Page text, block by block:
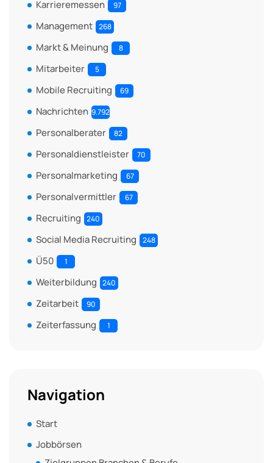
Karrieremessen 97
Management 268
Markt & Meinung 8
Mitarbeiter 5
Mobile Recruiting 69
Nachrichten 9.792
Personalberater 82
Personaldienstleister 70
Personalmarketing 67
Personalvermittler 67
Recruiting 240
Social Media Recruiting 248
Ü50 1
Weiterbildung 240
Zeitarbeit 90
Zeiterfassung 1
Navigation
Start
Jobbörsen